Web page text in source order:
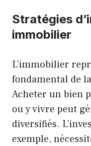
Stratégies
immobilier
L’immobilier
fondamental de
Acheter un bien
ou y vivre peut
diversifiés.
exemple,